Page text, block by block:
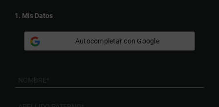
1. Mis Datos
Autocompletar con Google